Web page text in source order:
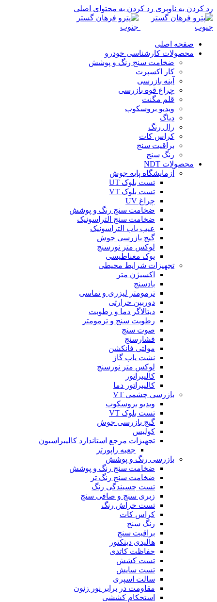
رد کردن به ناوبری رد کردن به محتوای اصلی
صفحه اصلی
محصولات کارشناسی خودرو
ضخامت سنج رنگ و پوشش
کار اکسپرت
آینه بازرسی
چراغ قوه بازرسی
قلم مگنت
ویدیو بروسکوپ
دیاگ
رال رنگ
کراس کات
براقیت سنج
رنگ سنج
محصولات NDT
آزمایشگاه پایه جوش
تست بلوک UT
تست بلوک VT
چراغ UV
ضخامت سنج رنگ و پوشش
ضخامت سنج التراسونیک
عیب یاب التراسونیک
گیج بازرسی جوش
لوکس متر نورسنج
یوک مغناطیسی
تجهیزات شرایط محیطی
اکسیژن متر
بادسنج
ترمومتر لیزری و تماسی
دوربین حرارتی
دیتالاگر دما و رطوبت
رطوبت سنج و ترمومتر
صوت سنج
فشارسنج
مولتی فانکشن
نشت یاب گاز
لوکس متر نورسنج
کالیبراتور
کالیبراتور دما
بازرسی چشمی VT
ویدیو بروسکوپ
تست بلوک VT
گیج بازرسی جوش
کولیس
تجهیزات مرجع استاندارد کالیبراسیون
جعبه راپورتر
بازرسی رنگ و پوشش
ضخامت سنج رنگ و پوشش
ضخامت سنج رنگ تر
تست چسبندگی رنگ
زبری سنج و صافی سنج
تست خراش رنگ
کراس کات
رنگ سنج
براقیت سنج
هالیدی دیتکتور
حفاظت کاتدی
تست کشش
تست سایش
سالت اسپری
مقاومت در برابر نور زنون
استحکام کششی